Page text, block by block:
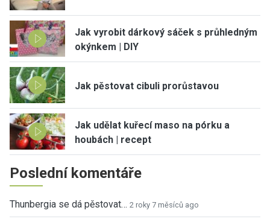
Jak vyrobit dárkový sáček s průhledným
okýnkem | DIY
Jak pěstovat cibuli prorůstavou
Jak udělat kuřecí maso na pórku a
houbách | recept
Poslední komentáře
Thunbergia se dá pěstovat… 2 roky 7 měsíců ago